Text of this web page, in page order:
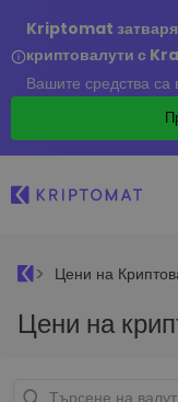
Kriptomat затваря
криптовалути с
Вашите средства са
Цени на
Цени на